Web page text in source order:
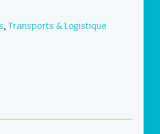
, Transports & Logistique